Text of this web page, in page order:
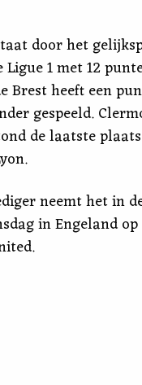
door het
Ligue 1 met 12
Brest heeft een
gespeeld.
de laatste
neemt het in
in Engeland